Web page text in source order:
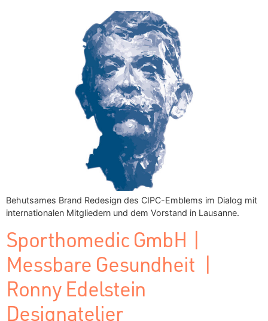
Behutsames Brand Redesign des CIPC-Emblems im Dialog mit
internationalen Mitgliedern und dem Vorstand in Lausanne.
Sporthomedic GmbH |
Messbare Gesundheit |
Ronny Edelstein
Designatelier